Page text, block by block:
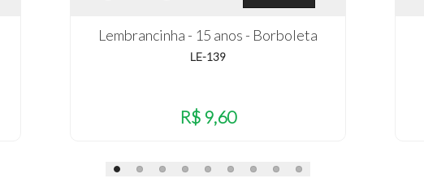
Lembrancinha - 15 anos - Borboleta
LE-139
R$ 9,60